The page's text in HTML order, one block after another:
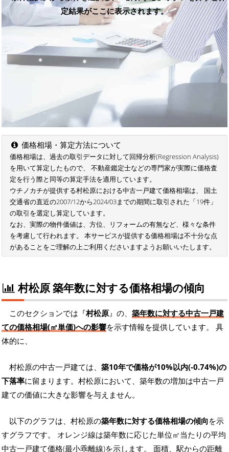
定結果がここに表示されます。
価格相場・算定方法について
価格相場は、過去の取引データに対して回帰分析(Regression Analysis)
を用いて算定したもので、 不動産鑑定士などの専門家が実際に価格査
定を行う際と同等の算定手法を適用しています。
ウチノカチが提供する村松原における中古一戸建て価格相場は、 国土
交通省の直近の2007/12から2024/03までの期間に取引された「19件」
の取引を選定し算定しています。
なお、実際の物件価値は、方位、リフォームの有無など、様々な条件
を考慮して行われます。 本サービスが提供する価格相場は不十分な点
があることをご理解の上ご利用くださいますようお願いいたします。
村松原 築年数に対する価格相場の傾向
このセクションでは『村松原』の、 築年数に対する中古一戸建
ての価格相場(㎡単価)への影響を示す情報を提供しています。 具
体的に、
村松原の中古一戸建ては、 築10年で価格が10%以内(-0.74%)の
下落率に留まります。村松原において、築年数の増加は中古一戸
建ての価値に大きな影響を与えません。
以下のグラフは、村松原の築年数に対する価格相場の傾向を示
すグラフです。 オレンジ線は築年数に応じた単位㎡当たりの平均
中古一戸建て価格(最小乖離線)を示します。 面積、駅からの距離